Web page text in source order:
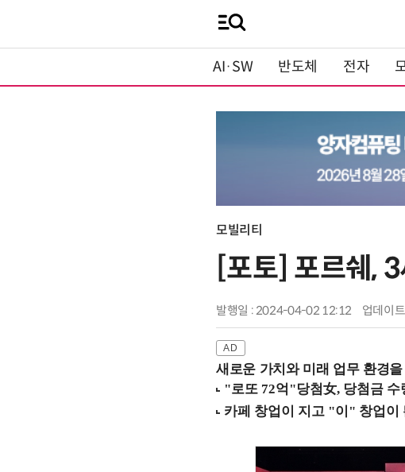
AI·SW 반도체 전자
모빌리티
[포토] 포르쉐,
발행일 : 2024-04-02 12:12 업데이
새로운 가치와 미래 업무 환경